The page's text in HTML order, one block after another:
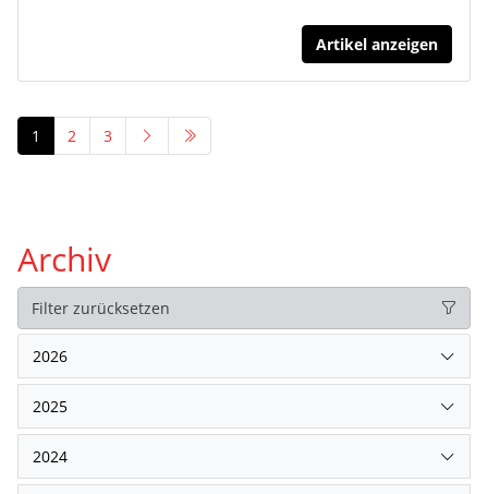
Artikel anzeigen
1 2 3
Archiv
Filter zurücksetzen
2026
2025
2024